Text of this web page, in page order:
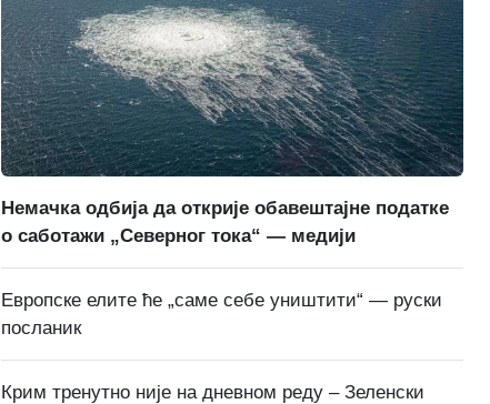
Немачка одбија да открије обавештајне податке
о саботажи „Северног тока“ — медији
Европске елите ће „саме себе уништити“ — руски
посланик
Крим тренутно није на дневном реду – Зеленски